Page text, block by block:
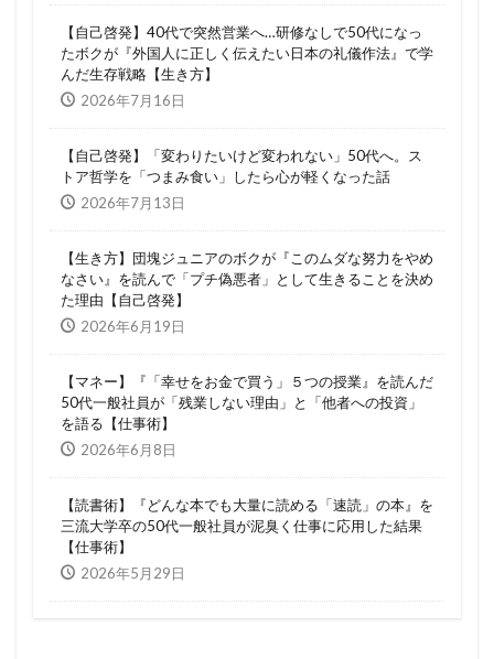
【自己啓発】40代で突然営業へ…研修なしで50代になっ
たボクが『外国人に正しく伝えたい日本の礼儀作法』で学
んだ生存戦略【生き方】
2026年7月16日
【自己啓発】「変わりたいけど変われない」50代へ。ス
トア哲学を「つまみ食い」したら心が軽くなった話
2026年7月13日
【生き方】団塊ジュニアのボクが『このムダな努力をやめ
なさい』を読んで「プチ偽悪者」として生きることを決め
た理由【自己啓発】
2026年6月19日
【マネー】『「幸せをお金で買う」５つの授業』を読んだ
50代一般社員が「残業しない理由」と「他者への投資」
を語る【仕事術】
2026年6月8日
【読書術】『どんな本でも大量に読める「速読」の本』を
三流大学卒の50代一般社員が泥臭く仕事に応用した結果
【仕事術】
2026年5月29日